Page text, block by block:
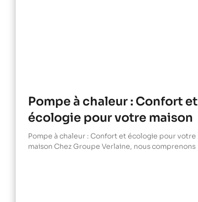
Pompe à chaleur : Confort et
écologie pour votre maison
Pompe à chaleur : Confort et écologie pour votre
maison Chez Groupe Verlaine, nous comprenons